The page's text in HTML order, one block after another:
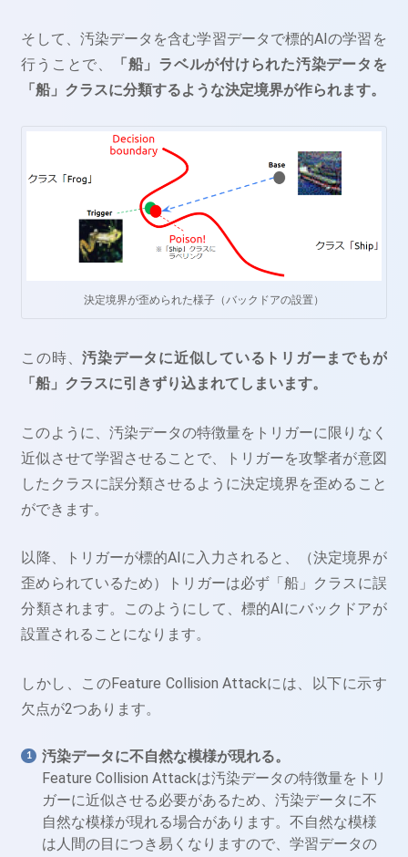
そして、汚染データを含む学習データで標的AIの学習を
行うことで、
「船」ラベルが付けられた汚染データを
「船」クラスに分類するような決定境界が作られます。
決定境界が歪められた様子（バックドアの設置）
この時、汚染データに近似しているトリガーまでもが
「船」クラスに引きずり込まれてしまいます。
このように、汚染データの特徴量をトリガーに限りなく
近似させて学習させることで、トリガーを攻撃者が意図
したクラスに誤分類させるように決定境界を歪めること
ができます。
以降、トリガーが標的AIに入力されると、（決定境界が
歪められているため）トリガーは必ず「船」クラスに誤
分類されます。このようにして、標的AIにバックドアが
設置されることになります。
しかし、このFeature Collision Attackには、以下に示す
欠点が2つあります。
汚染データに不自然な模様が現れる。
Feature Collision Attackは汚染データの特徴量をトリ
ガーに近似させる必要があるため、汚染データに不
自然な模様が現れる場合があります。不自然な模様
は人間の目につき易くなりますので、学習データの